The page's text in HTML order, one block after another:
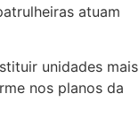
atuam
unidades mais
nos planos da